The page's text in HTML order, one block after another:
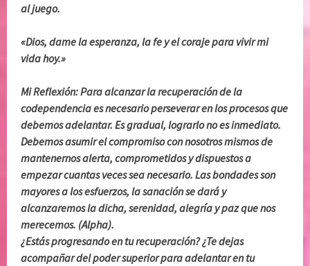
al juego.
«Dios, dame la esperanza, la fe y el coraje para vivir mi
vida hoy.»
Mi Reflexión: Para alcanzar la recuperación de la
codependencia es necesario perseverar en los procesos que
debemos adelantar. Es gradual, lograrlo no es inmediato.
Debemos asumir el compromiso con nosotros mismos de
mantenernos alerta, comprometidos y dispuestos a
empezar cuantas veces sea necesario. Las bondades son
mayores a los esfuerzos, la sanación se dará y
alcanzaremos la dicha, serenidad, alegría y paz que nos
merecemos. (Alpha).
¿Estás progresando en tu recuperación? ¿Te dejas
acompañar del poder superior para adelantar en tu